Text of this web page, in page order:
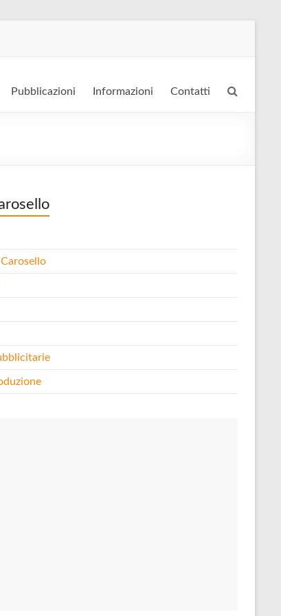
Pubblicazioni Informazioni Contatti